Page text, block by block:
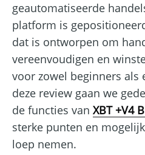
geautomatiseerde
platform is
dat is ontworpen om
vereenvoudigen en
voor zowel beginners als
deze review gaan we
de functies van XBT +V4
sterke punten en
loep nemen.